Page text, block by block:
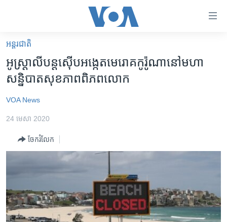
គេហទំព័រ​
ទាក់ទង
រំលង​
និង​
ទំព័រ​
ចូល​
ទៅ​
ទំព័រ​
អន្តរជាតិ
កម្ពុជាច្នៃប្រតិដ្ឋ
ព្រឹត្តិការណ៍ព័ត៌មាន
វិទ្យុ / ផតខាសថ៍
កម្មវិធីទាំងអស់
អន្តរជាតិ
អូស្រ្តាលី​បន្ត​ស៊ើបអង្កេត​មេរោគកូរ៉ូណា​នៅមហា​
សន្និបាត​សុខភាព​ពិភពលោក
VOA News
24 មេសា 2020
ចែករំលែក